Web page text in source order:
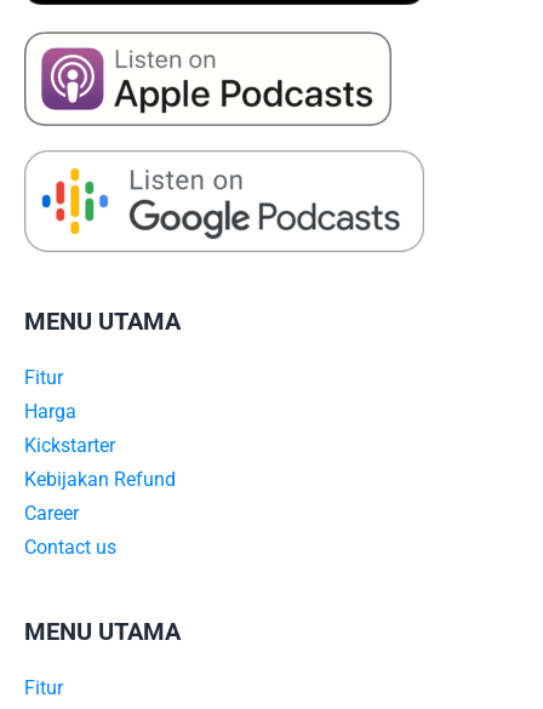
MENU UTAMA
Fitur
Harga
Kickstarter
Kebijakan Refund
Career
Contact us
MENU UTAMA
Fitur